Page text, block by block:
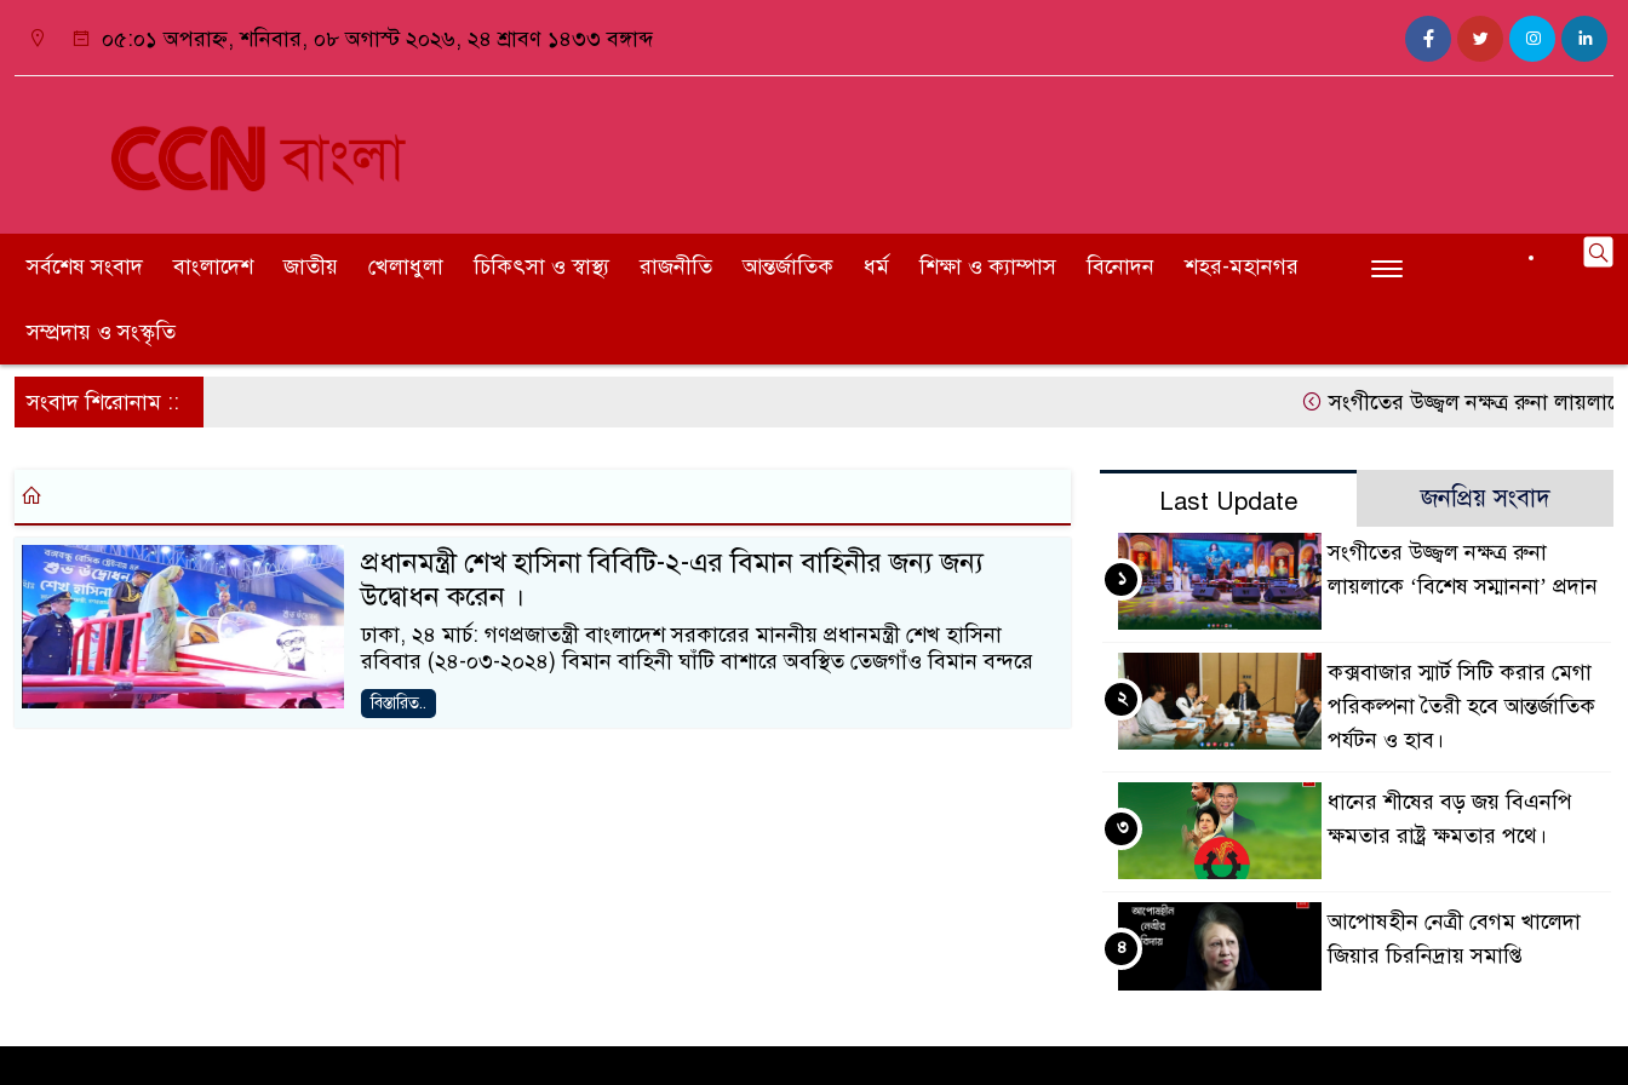
০৫:০১ অপরাহ্ন, শনিবার, ০৮ অগাস্ট ২০২৬, ২৪ শ্রাবণ ১৪৩৩ বঙ্গাব্দ
সর্বশেষ সংবাদ বাংলাদেশ জাতীয় খেলাধুলা চিকিৎসা ও স্বাস্থ্য রাজনীতি আন্তর্জাতিক ধর্ম শিক্ষা ও ক্যাম্পাস বিনোদন শহর-মহানগর
সম্প্রদায় ও সংস্কৃতি
সংবাদ শিরোনাম :: সংগীতের উজ্জ্বল নক্ষত্র রুনা লায়লাকে
প্রধানমন্ত্রী শেখ হাসিনা বিবিটি-২-এর বিমান বাহিনীর জন্য জন্য
উদ্বোধন করেন ।
ঢাকা, ২৪ মার্চ: গণপ্রজাতন্ত্রী বাংলাদেশ সরকারের মাননীয় প্রধানমন্ত্রী শেখ হাসিনা
রবিবার (২৪-০৩-২০২৪) বিমান বাহিনী ঘাঁটি বাশারে অবস্থিত তেজগাঁও বিমান বন্দরে
বিস্তারিত..
Last Update জনপ্রিয় সংবাদ
সংগীতের উজ্জ্বল নক্ষত্র রুনা
লায়লাকে ‘বিশেষ সম্মাননা’ প্রদান
১
কক্সবাজার স্মার্ট সিটি করার মেগা
পরিকল্পনা তৈরী হবে আন্তর্জাতিক
পর্যটন ও হাব।
২
ধানের শীষের বড় জয় বিএনপি
ক্ষমতার রাষ্ট্র ক্ষমতার পথে।
৩
আপোষহীন নেত্রী বেগম খালেদা
জিয়ার চিরনিদ্রায় সমাপ্তি
৪
জাপান-বাংলাদেশ সহযোগিতা